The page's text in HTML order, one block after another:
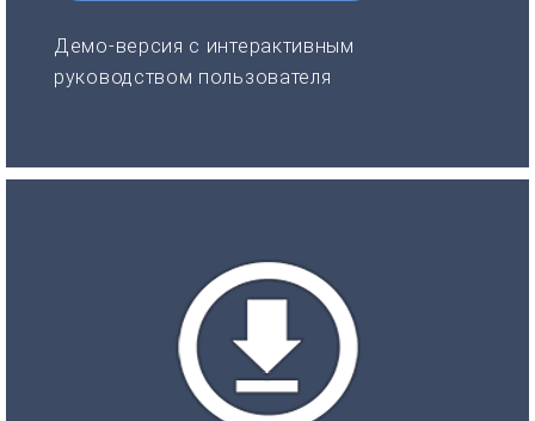
Демо-версия с интерактивным
руководством пользователя